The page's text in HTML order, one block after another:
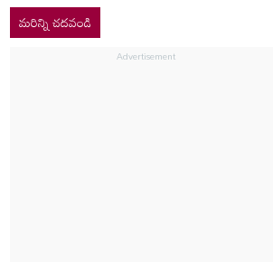
మరిన్ని చదవండి